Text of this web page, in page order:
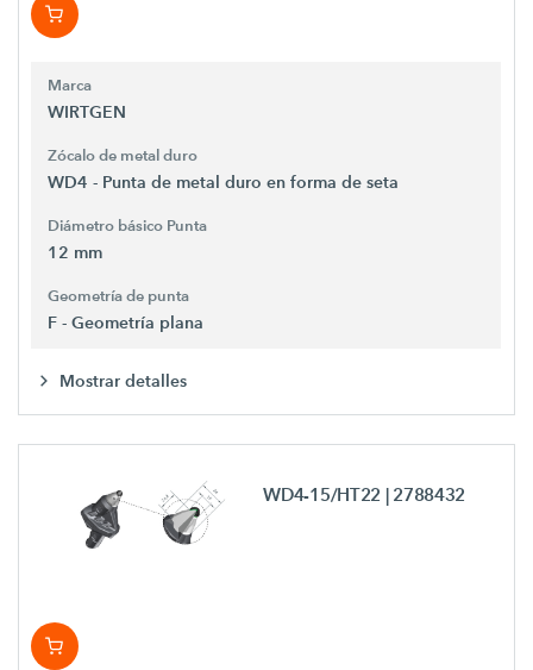
Marca
WIRTGEN
Zócalo de metal duro
WD4 - Punta de metal duro en forma de seta
Diámetro básico Punta
12 mm
Geometría de punta
F - Geometría plana
Mostrar detalles
WD4-15/HT22 | 2788432